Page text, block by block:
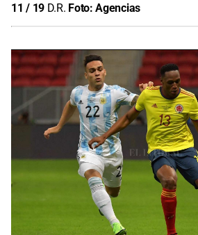
11 / 19 D.R. Foto:Agencias